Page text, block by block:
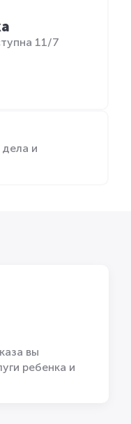
11/7
и
вы
ребенка и